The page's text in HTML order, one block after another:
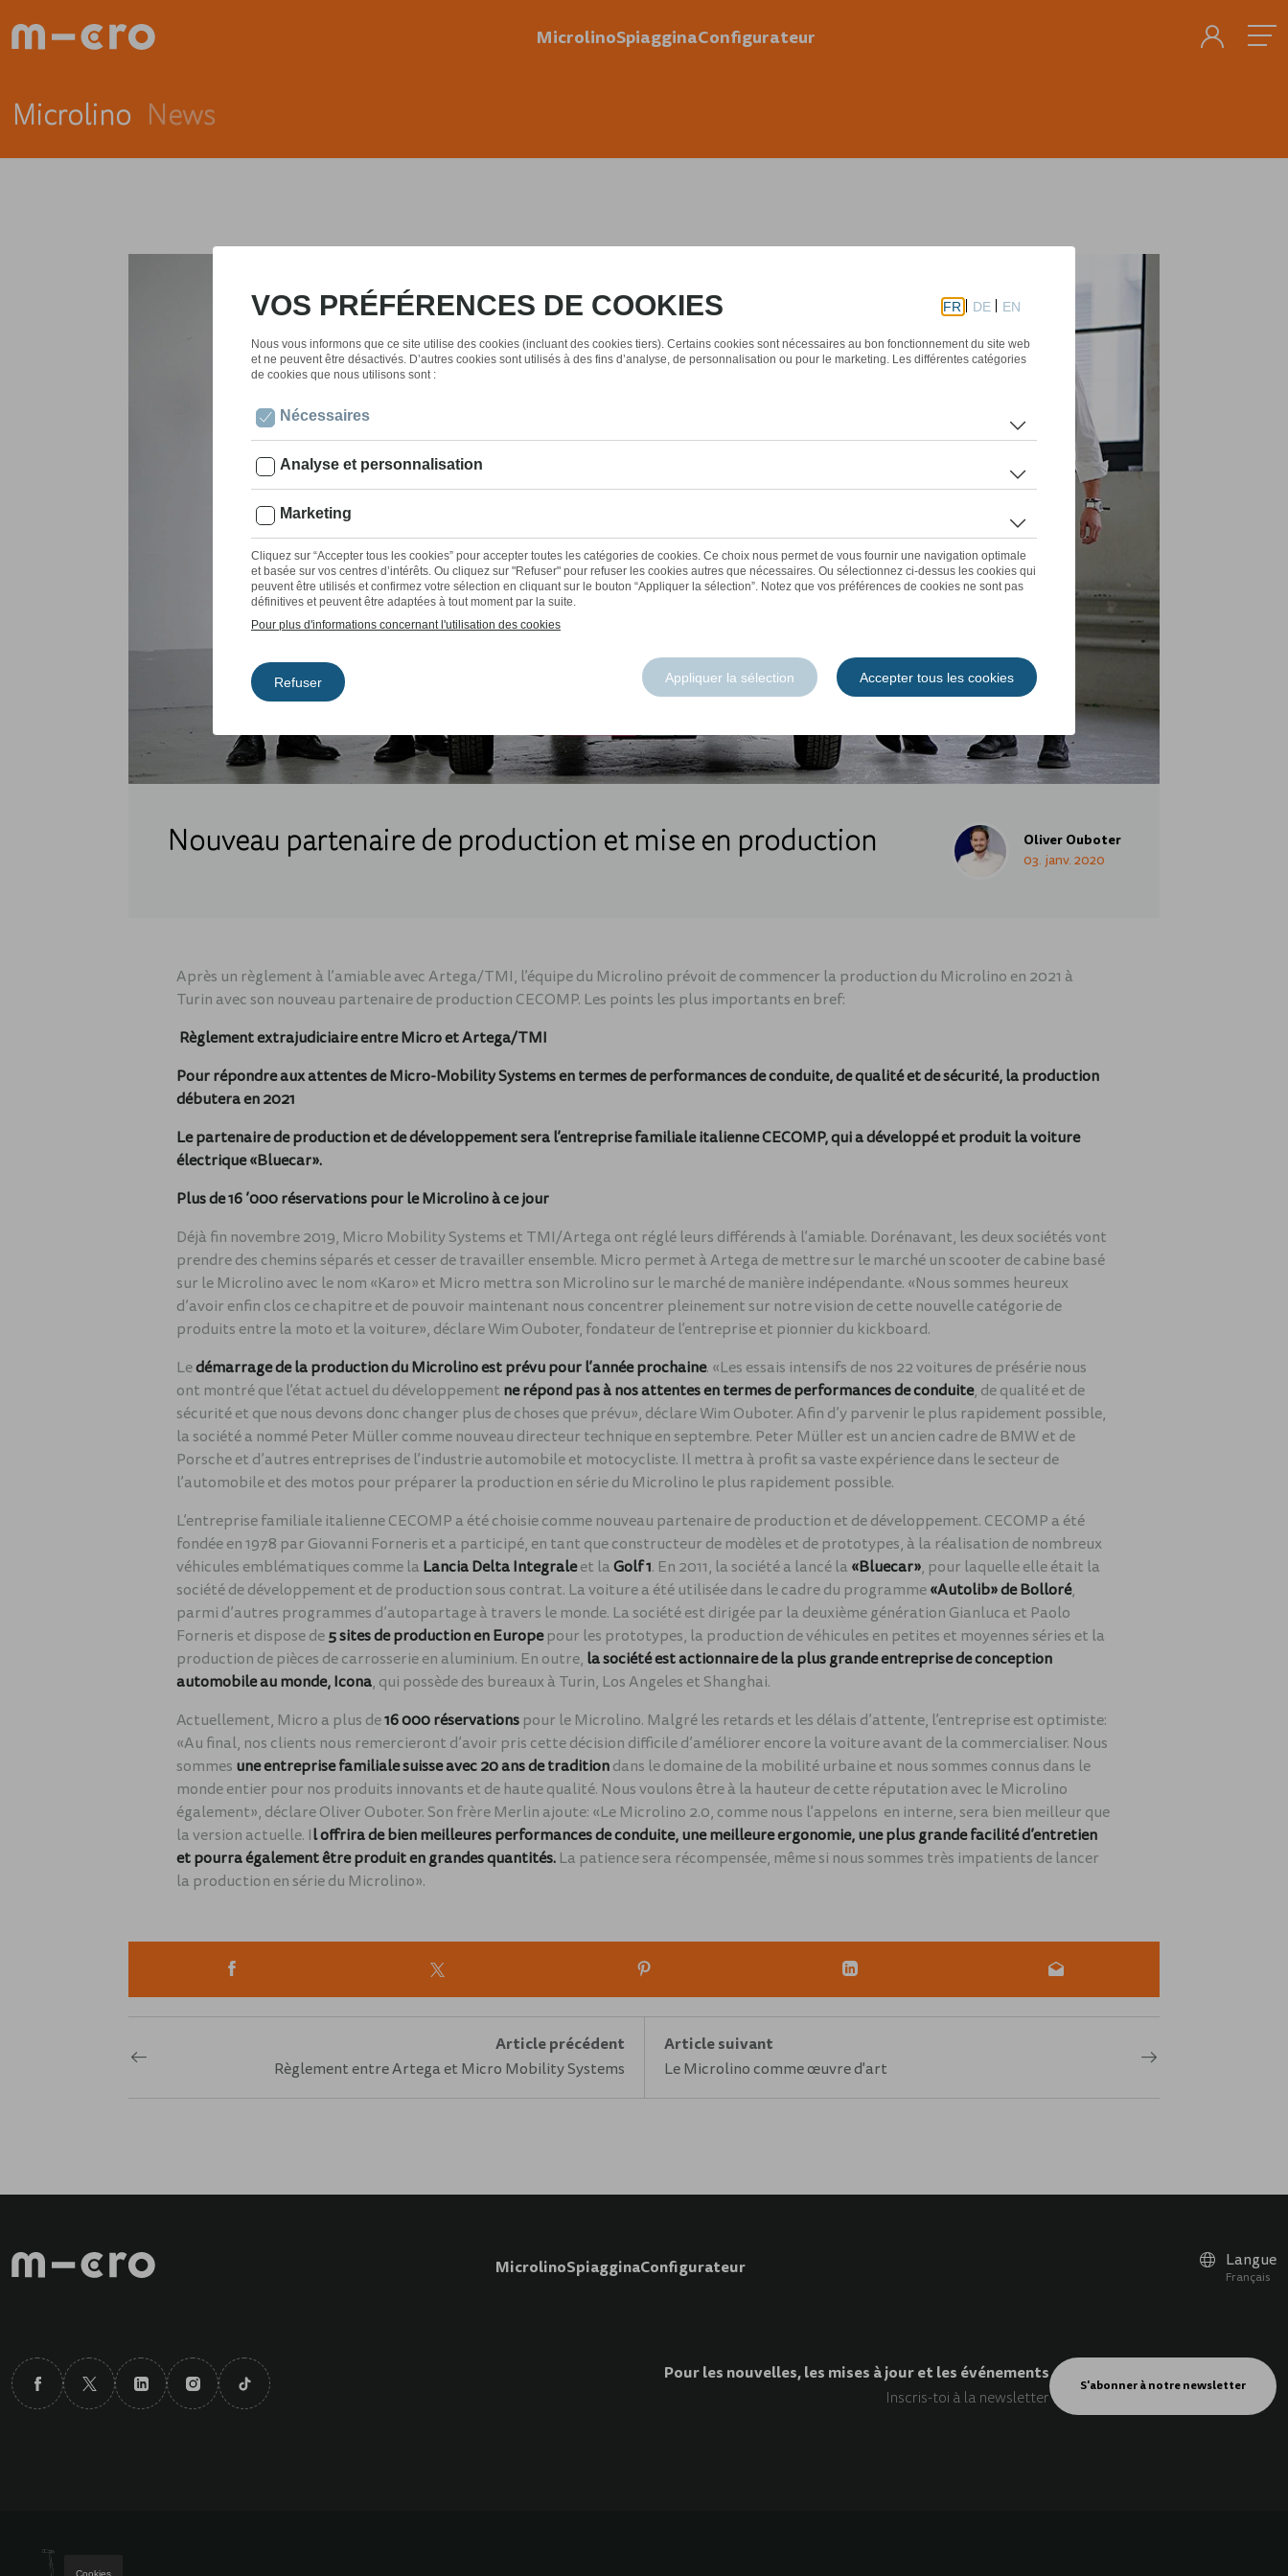
MicrolinoSpiagginaConfigurateur
Microlino News
Nouveau partenaire de production et mise en production
Oliver Ouboter
03. janv. 2020
Après un règlement à l’amiable avec Artega/TMI, l’équipe du Microlino prévoit de commencer la production du Microlino en 2021 à
Turin avec son nouveau partenaire de production CECOMP. Les points les plus importants en bref:
Règlement extrajudiciaire entre Micro et Artega/TMI
Pour répondre aux attentes de Micro-Mobility Systems en termes de performances de conduite, de qualité et de sécurité, la production
débutera en 2021
Le partenaire de production et de développement sera l’entreprise familiale italienne CECOMP, qui a développé et produit la voiture
électrique «Bluecar».
Plus de 16 ’000 réservations pour le Microlino à ce jour
Déjà fin novembre 2019, Micro Mobility Systems et TMI/Artega ont réglé leurs différends à l’amiable. Dorénavant, les deux sociétés vont
prendre des chemins séparés et cesser de travailler ensemble. Micro permet à Artega de mettre sur le marché un scooter de cabine basé
sur le Microlino avec le nom «Karo» et Micro mettra son Microlino sur le marché de manière indépendante. «Nous sommes heureux
d’avoir enfin clos ce chapitre et de pouvoir maintenant nous concentrer pleinement sur notre vision de cette nouvelle catégorie de
produits entre la moto et la voiture», déclare Wim Ouboter, fondateur de l’entreprise et pionnier du kickboard.
Ledémarrage de la production du Microlino est prévu pour l’année prochaine. «Les essais intensifs de nos 22 voitures de présérie nous
ont montré que l’état actuel du développement ne répond pas à nos attentes en termes de performances de conduite, de qualité et de
sécurité et que nous devons donc changer plus de choses que prévu», déclare Wim Ouboter. Afin d’y parvenir le plus rapidement possible,
la société a nommé Peter Müller comme nouveau directeur technique en septembre. Peter Müller est un ancien cadre de BMW et de
Porsche et d’autres entreprises de l’industrie automobile et motocycliste. Il mettra à profit sa vaste expérience dans le secteur de
l’automobile et des motos pour préparer la production en série du Microlino le plus rapidement possible.
L’entreprise familiale italienne CECOMP a été choisie comme nouveau partenaire de production et de développement. CECOMP a été
fondée en 1978 par Giovanni Forneris et a participé, en tant que constructeur de modèles et de prototypes, à la réalisation de nombreux
véhicules emblématiques comme la Lancia Delta Integraleet la Golf 1. En 2011, la société a lancé la «Bluecar», pour laquelle elle était la
société de développement et de production sous contrat. La voiture a été utilisée dans le cadre du programme «Autolib» de Bolloré,
parmi d’autres programmes d’autopartage à travers le monde. La société est dirigée par la deuxième génération Gianluca et Paolo
Forneris et dispose de 5 sites de production en Europepour les prototypes, la production de véhicules en petites et moyennes séries et la
production de pièces de carrosserie en aluminium. En outre, la société est actionnaire de la plus grande entreprise de conception
automobile au monde, Icona, qui possède des bureaux à Turin, Los Angeles et Shanghai.
Actuellement, Micro a plus de16 000 réservations pour le Microlino. Malgré les retards et les délais d’attente, l’entreprise est optimiste:
«Au final, nos clients nous remercieront d’avoir pris cette décision difficile d’améliorer encore la voiture avant de la commercialiser. Nous
sommes une entreprise familiale suisse avec 20 ans de tradition dans le domaine de la mobilité urbaine et nous sommes connus dans le
monde entier pour nos produits innovants et de haute qualité. Nous voulons être à la hauteur de cette réputation avec le Microlino
également», déclare Oliver Ouboter. Son frère Merlin ajoute: «Le Microlino 2.0, comme nous l’appelons en interne, sera bien meilleur que
la version actuelle. I l offrira de bien meilleures performances de conduite, une meilleure ergonomie, une plus grande facilité d’entretien
et pourra également être produit en grandes quantités. La patience sera récompensée, même si nous sommes très impatients de lancer
la production en série du Microlino».
Article précédent
Règlement entre Artega et Micro Mobility Systems
Article suivant
Le Microlino comme œuvre d'art
MicrolinoSpiagginaConfigurateur Langue
Français
Pour les nouvelles, les mises à jour et les événements
Inscris-toi à la newsletter
S'abonner à notre newsletter
Cookies